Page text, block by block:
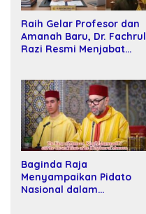
Raih Gelar Profesor dan
Amanah Baru, Dr. Fachrul
Razi Resmi Menjabat
Baginda Raja
Menyampaikan Pidato
Nasional dalam